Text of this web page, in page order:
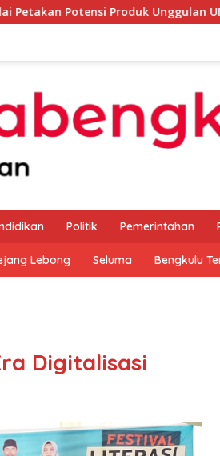
Produk Unggulan UMKM Melalui
Politik Pemerintahan
Lebong Seluma Bengkulu
Digitalisasi